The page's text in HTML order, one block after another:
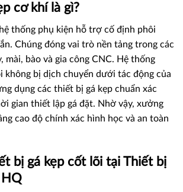
cơ khí là gì?
thống phụ kiện hỗ trợ cố định phôi
Chúng đóng vai trò nền tảng trong các
mài, bào và gia công CNC. Hệ thống
không bị dịch chuyển dưới tác động của
dụng các thiết bị gá kẹp chuẩn xác
gian thiết lập gá đặt. Nhờ vậy, xưởng
cao độ chính xác hình học và an toàn
bị gá kẹp cốt lõi tại Thiết bị
HQ